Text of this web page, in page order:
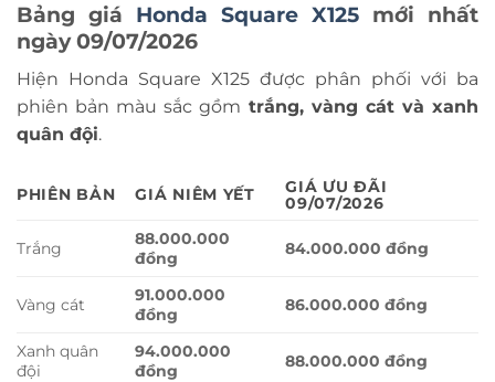
Bảng giá Honda Square X125 mới nhất
ngày 09/07/2026
Hiện Honda Square X125 được phân phối với ba
phiên bản màu sắc gồm trắng, vàng cát và xanh
quân đội.
PHIÊN BẢN GIÁ NIÊM YẾT
GIÁ ƯU ĐÃI
09/07/2026
Trắng
88.000.000
đồng
84.000.000 đồng
Vàng cát
91.000.000
đồng
86.000.000 đồng
Xanh quân
đội
94.000.000
đồng
88.000.000 đồng